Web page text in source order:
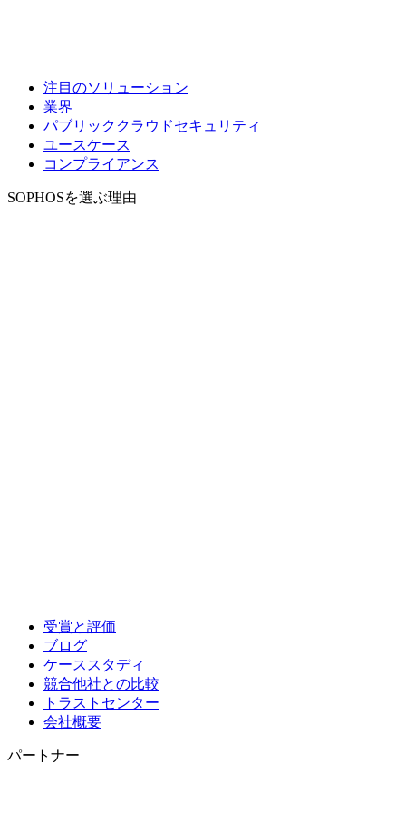
注目のソリューション
業界
パブリッククラウドセキュリティ
ユースケース
コンプライアンス
SOPHOSを選ぶ理由
受賞と評価
ブログ
ケーススタディ
競合他社との比較
トラストセンター
会社概要
パートナー